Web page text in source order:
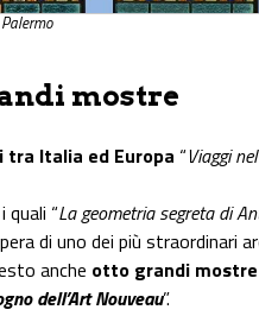
mostre
tra Italia ed Europa “Viaggi
“La geometria segreta di
di uno dei più straordinari
anche otto grandi mostre
dell’Art Nouveau”.